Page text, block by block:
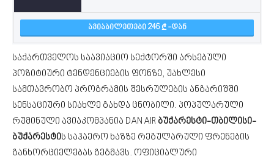
ᲐᲕᲘᲐᲑᲘᲚᲔᲗᲔᲑᲘ 246 -ᲓᲐᲜ
საქართველოს საავიაციო სექტორში არსებული
პოზიტიური ტენდენციების ფონზე, უახლესი
სამთავრობო პროგრამის შესრულების ანგარიშში
სენსაციური სიახლე გახდა ცნობილი. პოპულარული
რუმინული ავიაკომპანია DAN AIR ბუქარესტი-თბილისი-
ბუქარესტის საჰაერო ხაზზე რეგულარული ფრენების
განხორციელებას გეგმავს. ოფიციალური